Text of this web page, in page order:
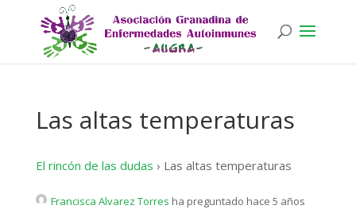
Las altas temperaturas
El rincón de las dudas › Las altas temperaturas
Francisca Alvarez Torres ha preguntado hace 5 años